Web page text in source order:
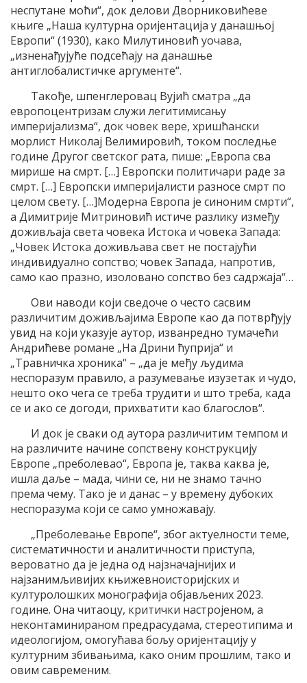
неспутане моћи“, док делови Дворниковићеве
књиге „Наша културна оријентација у данашњој
Европи“ (1930), како Милутиновић уочава,
„изненађујуће подсећају на данашње
антиглобалистичке аргументе“.
Такође, шпенглеровац Вујић сматра „да
европоцентризам служи легитимисању
империјализма“, док човек вере, хришћански
морлист Николај Велимировић, током последње
године Другог светског рата, пише: „Европа сва
мирише на смрт. […] Европски политичари раде за
смрт. […] Европски империјалисти разносе смрт по
целом свету. […]Модерна Европа је синоним смрти“,
a Димитрије Митриновић истиче разлику између
доживљаја света човека Истока и човека Запада:
„Човек Истока доживљава свет не постајући
индивидуално сопство; човек Запада, напротив,
само као празно, изоловано сопство без садржаја“…
Ови наводи који сведоче о често сасвим
различитим доживљајима Европе као да потврђују
увид на који указује аутор, изванредно тумачећи
Андрићеве романе „На Дрини ћуприја“ и
„Травничка хроника“ – „да је међу људима
неспоразум правило, а разумевање изузетак и чудо,
нешто око чега се треба трудити и што треба, када
се и ако се догоди, прихватити као благослов“.
И док је сваки од аутора различитим темпом и
на различите начине сопствену конструкцију
Европе „преболевао“, Европа је, таква каква је,
ишла даље – мада, чини се, ни не знамо тачно
према чему. Тако је и данас – у времену дубоких
неспоразума који се само умножавају.
„Преболевање Европе“, због актуелности теме,
систематичности и аналитичности приступа,
вероватно да је једна од најзначајнијих и
најзанимљивијих књижевноисторијских и
културолошких монографија објављених 2023.
године. Она читаоцу, критички настројеном, а
неконтаминираном предрасудама, стереотипима и
идеологијом, омогућава бољу оријентацију у
културним збивањима, како оним прошлим, тако и
овим савременим.